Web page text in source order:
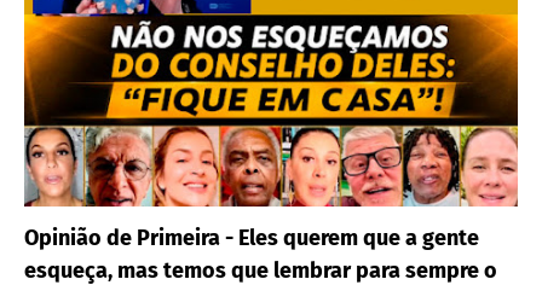
Opinião de Primeira - Eles querem que a gente
esqueça, mas temos que lembrar para sempre o